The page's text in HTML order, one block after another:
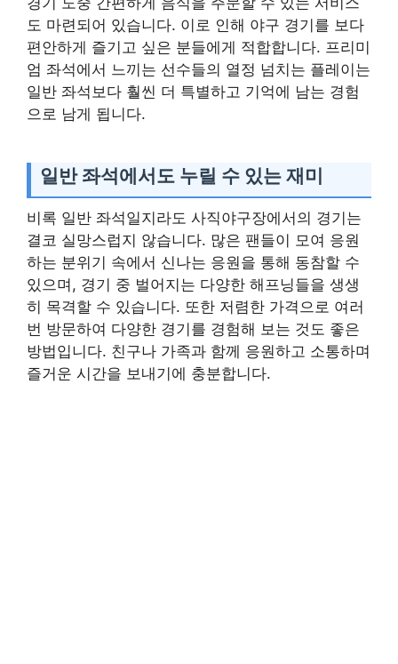
도 마련되어 있습니다. 이로 인해 야구 경기를 보다
편안하게 즐기고 싶은 분들에게 적합합니다. 프리미
엄 좌석에서 느끼는 선수들의 열정 넘치는 플레이는
일반 좌석보다 훨씬 더 특별하고 기억에 남는 경험
으로 남게 됩니다.
일반 좌석에서도 누릴 수 있는 재미
비록 일반 좌석일지라도 사직야구장에서의 경기는
결코 실망스럽지 않습니다. 많은 팬들이 모여 응원
하는 분위기 속에서 신나는 응원을 통해 동참할 수
있으며, 경기 중 벌어지는 다양한 해프닝들을 생생
히 목격할 수 있습니다. 또한 저렴한 가격으로 여러
번 방문하여 다양한 경기를 경험해 보는 것도 좋은
방법입니다. 친구나 가족과 함께 응원하고 소통하며
즐거운 시간을 보내기에 충분합니다.